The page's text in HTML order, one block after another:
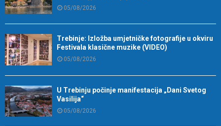
05/08/2026
Trebinje: Izložba umjetničke fotografije u okviru
Festivala klasične muzike (VIDEO)
05/08/2026
U Trebinju počinje manifestacija „Dani Svetog
Vasilija“
05/08/2026